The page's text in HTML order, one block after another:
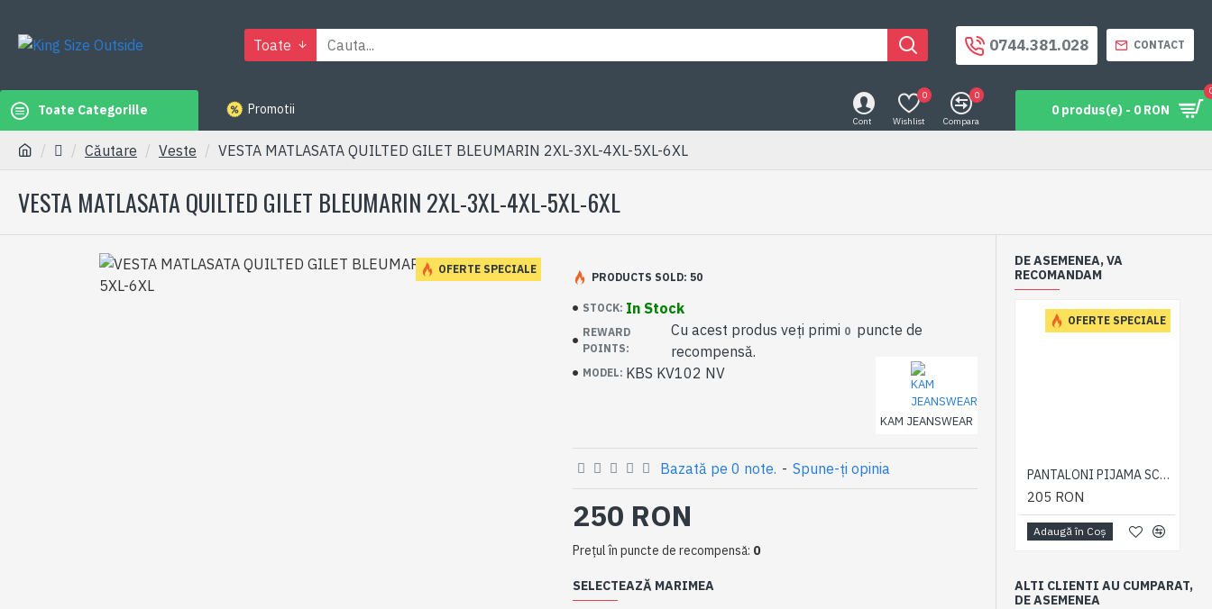
Toate 0744.381.028 CONTACT
Toate Categoriile Promotii
Cont Wishlist
0
Compara
0
0 produs(e) - 0 RON
Căutare Veste VESTA MATLASATA QUILTED GILET BLEUMARIN 2XL-3XL-4XL-5XL-6XL
VESTA MATLASATA QUILTED GILET BLEUMARIN 2XL-3XL-4XL-5XL-6XL
OFERTE SPECIALE
STOCK: In Stock
REWARD
POINTS:
Cu acest produs veți primi 0 puncte de
recompensă.
MODEL: KBS KV102 NV
KAM JEANSWEAR
PRODUCTS SOLD: 50
Bazată pe 0 note. - Spune-ţi opinia
250 RON
Preţul în puncte de recompensă: 0
SELECTEAZĂ MARIMEA
DE ASEMENEA, VA
RECOMANDAM
OFERTE SPECIALE
PANTALONI PIJAMA SCURTI BLEUMARIN – PACHET 2 BUCATI - 2XL 3XL 4XL 5XL 6XL
205 RON
Adaugă în Coş
ALTI CLIENTI AU CUMPARAT,
DE ASEMENEA